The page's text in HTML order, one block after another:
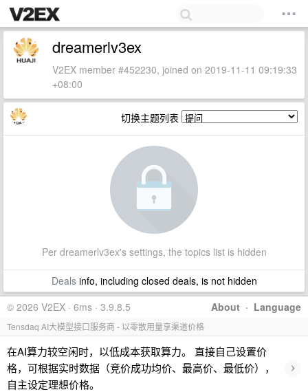
dreamerlv3ex
V2EX member #452230, joined on 2019-11-11 09:19:33
+08:00
切换主题列表
Per dreamerlv3ex's settings, the topics list is hidden
Dealsinfo, including closed deals, is not hidden
About · Language
© 2026 V2EX · 6ms · 3.9.8.5
Tensdaq AI大模型接口服务商 - 以零散用量享渠道价格
在AI算力较空闲时，以低成本获取算力。 直接自己设置价
格，可根据实时数据（竞价成功均价、最高价、最低价），
自主设定理想价格。
›